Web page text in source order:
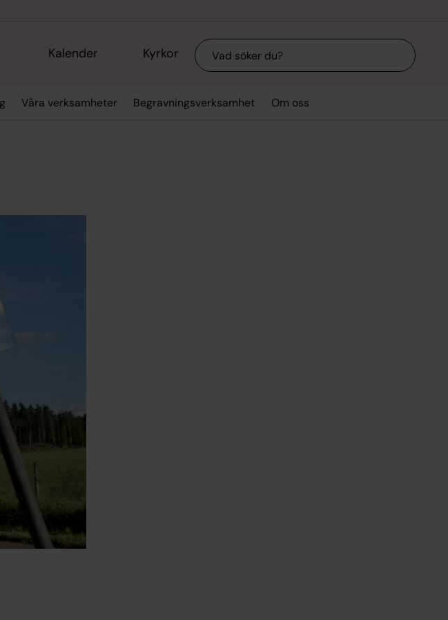
Kalender Kyrkor Sök
Våra verksamheter Begravningsverksamhet Om oss